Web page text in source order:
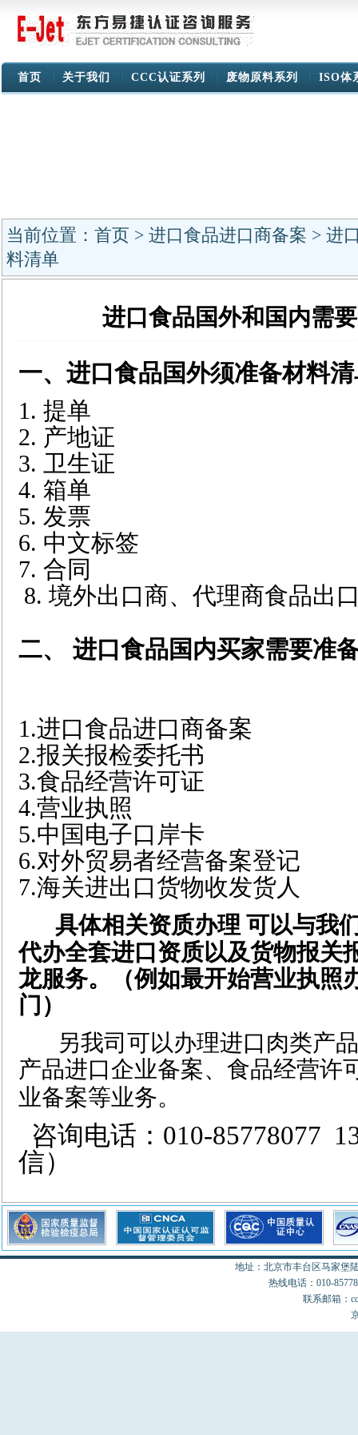
首页 关于我们 CCC认证系列 废物原料系列 ISO体
当前位置： 首页 > 进口食品进口商备案 > 进
料清单
进口食品国外和国内需
一、进口食品国外须准备材料
1. 提单
2. 产地证
3. 卫生证
4. 箱单
5. 发票
6. 中文标签
7. 合同
8. 境外出口商、代理商食品出
二、 进口食品国内买家需要准
1.进口食品进口商备案
2.报关报检委托书
3.食品经营许可证
4.营业执照
5.中国电子口岸卡
6.对外贸易者经营备案登记
7.海关进出口货物收发货人
具体相关资质办理 可以与我
代办全套进口资质以及货物报关
龙服务。（例如最开始营业执照
门）
另我司可以办理进口肉类产品
产品进口企业备案、食品经营许
业备案等业务。
咨询电话：010-85778077
信）
地址：北京市丰台区马家堡
热线电话：010-
联系邮箱：